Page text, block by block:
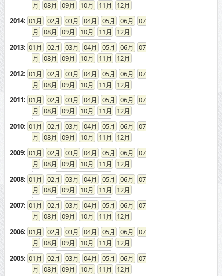
08
09 10 11
12
2014: 01 02 03 04 05 06
07
08
09 10 11
12
2013: 01 02 03 04 05 06
07
08
09 10 11
12
2012: 01 02 03 04 05 06
07
08
09 10 11
12
2011: 01 02 03 04 05 06
07
08
09 10 11
12
2010: 01 02 03 04 05 06
07
08
09 10 11
12
2009: 01 02 03 04 05 06
07
08
09 10 11
12
2008: 01 02 03 04 05 06
07
08
09 10 11
12
2007: 01 02 03 04 05 06
07
08
09 10 11
12
2006: 01 02 03 04 05 06
07
08
09 10 11
12
2005: 01 02 03 04 05 06
07
08
09 10 11
12